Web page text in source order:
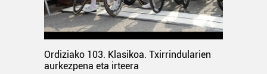
Ordiziako 103. Klasikoa. Txirrindularien
aurkezpena eta irteera